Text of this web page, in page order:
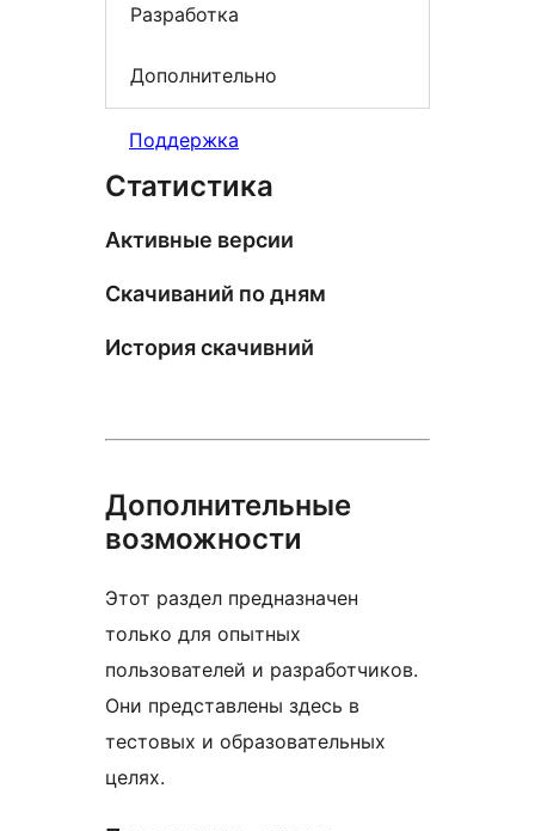
Разработка
Дополнительно
Поддержка
Статистика
Активные версии
Скачиваний по дням
История скачивний
Дополнительные
возможности
Этот раздел предназначен
только для опытных
пользователей и разработчиков.
Они представлены здесь в
тестовых и образовательных
целях.